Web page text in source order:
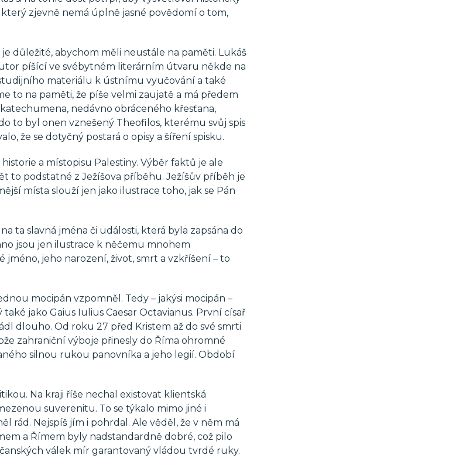
zjevně nemá úplně jasné povědomí o tom,
důležité, abychom měli neustále na paměti. Lukáš
píšící ve svébytném literárním útvaru někde na
materiálu k ústnímu vyučování a také
to na paměti, že píše velmi zaujatě a má předem
nedávno obráceného křesťana,
to byl onen vznešený Theofilos, kterému svůj spis
že se dotyčný postará o opisy a šíření spisku.
a místopisu Palestiny. Výběr faktů je ale
to podstatné z Ježíšova příběhu. Ježíšův příběh je
místa slouží jen jako ilustrace toho, jak se Pán
ta slavná jména či události, která byla zapsána do
jsou jen ilustrace k něčemu mnohem
jeho narození, život, smrt a vzkříšení – to
mocipán vzpomněl. Tedy – jakýsi mocipán –
jako Gaius Iulius Caesar Octavianus. První císař
dlouho. Od roku 27 před Kristem až do své smrti
zahraniční výboje přinesly do Říma ohromné
silnou rukou panovníka a jeho legií. Období
Na kraji říše nechal existovat klientská
suverenitu. To se týkalo mimo jiné i
rád. Nejspíš jím i pohrdal. Ale věděl, že v něm má
a Římem byly nadstandardně dobré, což pilo
válek mír garantovaný vládou tvrdé ruky.